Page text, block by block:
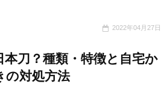
2022年04月27日
刀？種類・特徴と自宅か
の対処方法